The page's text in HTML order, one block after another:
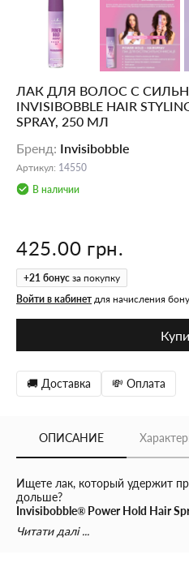
ЛАК ДЛЯ ВОЛОС С
INVISIBOBBLE HAIR
SPRAY, 250 МЛ
Бренд: Invisibobble
Артикул: 14550
В наличии
425.00 грн.
+21 бонус за покупку
Войти в кабинет для начисления
🚚 Доставка 💸 Оплата
ОПИСАНИЕ
Ищете лак, который удержит
дольше?
Invisibobble® Power Hold Hair
до
, лёгкость без
благодаря уникальному
Читати далі ...